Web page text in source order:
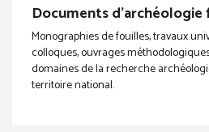
Documents d'archéologie
Monographies de fouilles, travaux
colloques, ouvrages
domaines de la recherche
territoire national.